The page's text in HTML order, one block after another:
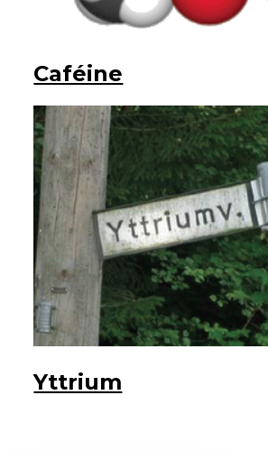
Caféine
Yttrium